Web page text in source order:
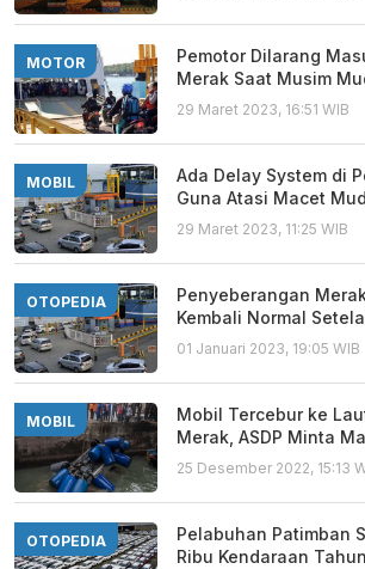
MOTOR
Pemotor Dilarang
Merak Saat Musim
29 Maret 2023, 16:51 WIB
MOBIL
Ada Delay System di
Guna Atasi Macet
29 Maret 2023, 11:25 WIB
OTOPEDIA
Penyeberangan
Kembali Normal
01 Januari 2023, 19:05 WIB
MOBIL
Mobil Tercebur ke
Merak, ASDP Minta
25 Desember 2022, 15:13
OTOPEDIA
Pelabuhan Patimban
Ribu Kendaraan